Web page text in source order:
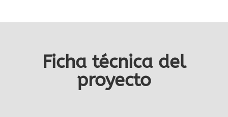
Ficha técnica del
proyecto